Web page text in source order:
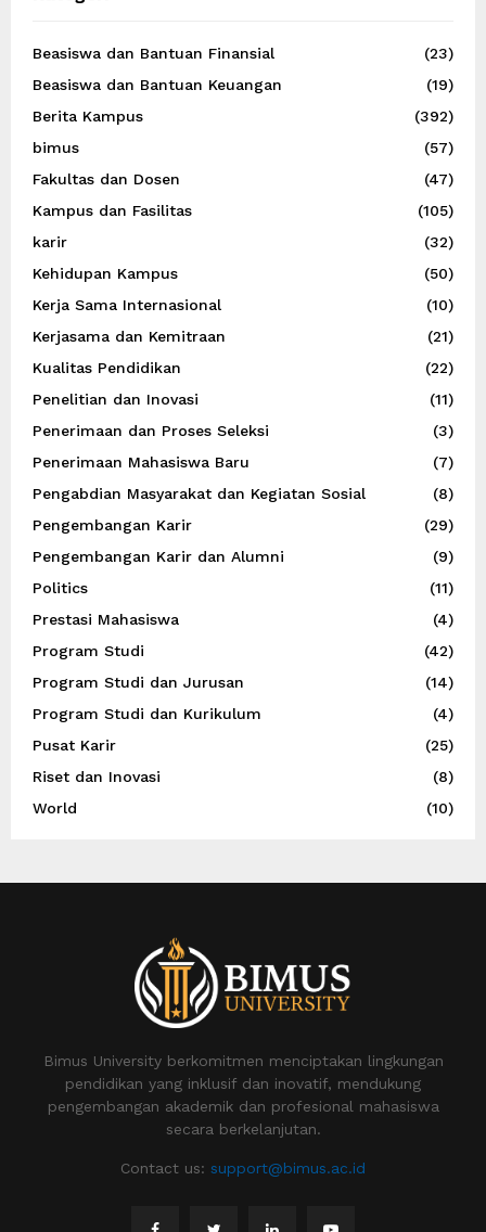
Beasiswa dan Bantuan Finansial
(23)
Beasiswa dan Bantuan Keuangan
(19)
Berita Kampus
(392)
bimus
(57)
Fakultas dan Dosen
(47)
Kampus dan Fasilitas
(105)
karir
(32)
Kehidupan Kampus
(50)
Kerja Sama Internasional
(10)
Kerjasama dan Kemitraan
(21)
Kualitas Pendidikan
(22)
Penelitian dan Inovasi
(11)
Penerimaan dan Proses Seleksi
(3)
Penerimaan Mahasiswa Baru
(7)
Pengabdian Masyarakat dan Kegiatan Sosial
(8)
Pengembangan Karir
(29)
Pengembangan Karir dan Alumni
(9)
Politics
(11)
Prestasi Mahasiswa
(4)
Program Studi
(42)
Program Studi dan Jurusan
(14)
Program Studi dan Kurikulum
(4)
Pusat Karir
(25)
Riset dan Inovasi
(8)
World
(10)
Bimus University berkomitmen menciptakan lingkungan
pendidikan yang inklusif dan inovatif, mendukung
pengembangan akademik dan profesional mahasiswa
secara berkelanjutan.
Contact us: support@bimus.ac.id